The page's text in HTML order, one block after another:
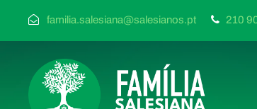
familia.salesiana@salesianos.pt 210